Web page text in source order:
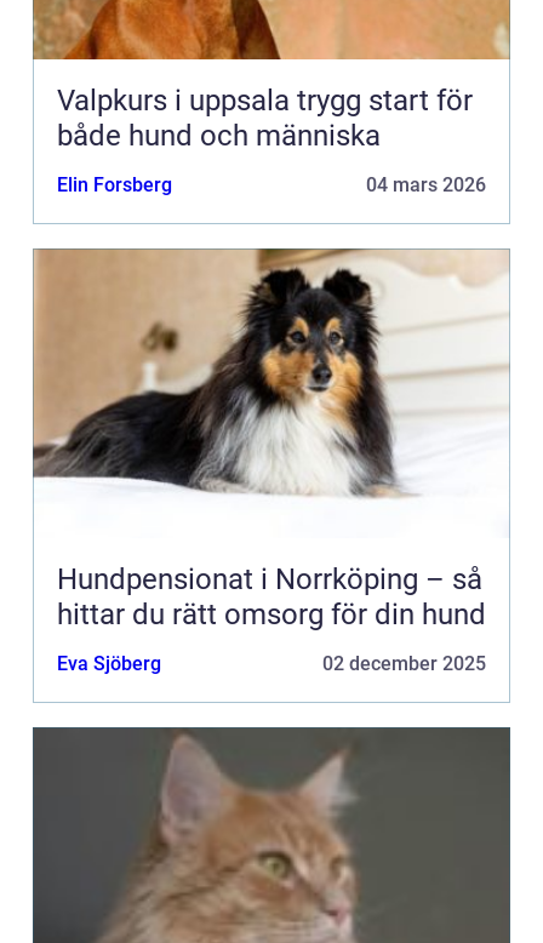
Valpkurs i uppsala trygg start för
både hund och människa
Elin Forsberg 04 mars 2026
Hundpensionat i Norrköping – så
hittar du rätt omsorg för din hund
Eva Sjöberg 02 december 2025